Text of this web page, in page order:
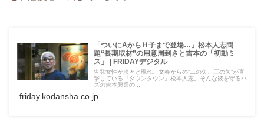
「ついにAからＨ子まで登場…」松本人志問
題“長期取材”の用意周到さと吉本の「初動ミ
ス」 | FRIDAYデジタル
告発女性が次々と現れ、文春からの”二の矢、三の矢”が直
撃している『ダウンタウン』松本人志。そんな彼を守るハ
ズの吉本興業の...
friday.kodansha.co.jp